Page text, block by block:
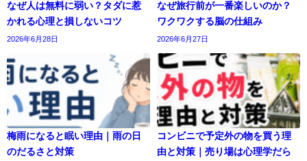
なぜ人は無料に弱い？タダに惹
かれる心理と損しないコツ
2026年6月28日
なぜ旅行前が一番楽しいのか？
ワクワクする脳の仕組み
2026年6月27日
梅雨になると眠い理由｜雨の日
のだるさと対策
コンビニで予定外の物を買う理
由と対策｜売り場は心理学だら